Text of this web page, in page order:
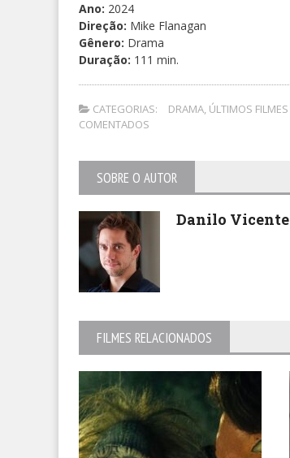
Ano: 2024
Direção: Mike Flanagan
Gênero: Drama
Duração: 111 min.
CATEGORIAS: DRAMA, ÚLTIMOS FILMES
COMENTADOS
SOBRE O AUTOR
Danilo Vicente
FILMES RELACIONADOS